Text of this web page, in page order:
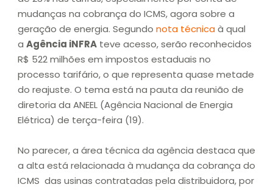
mudanças na cobrança do ICMS, agora sobre a
geração de energia. Segundo nota técnicaà qual
a Agência iNFRA teve acesso, serão reconhecidos
R$ 522 milhões em impostos estaduais no
processo tarifário, o que representa quase metade
do reajuste. O tema está na pauta da reunião de
diretoria da ANEEL (Agência Nacional de Energia
Elétrica) de terça-feira (19).
No parecer, a área técnica da agência destaca que
a alta está relacionada à mudança da cobrança do
ICMS das usinas contratadas pela distribuidora, por